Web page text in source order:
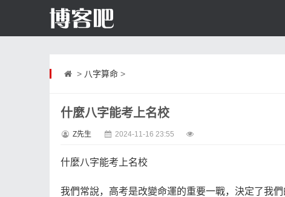
> 八字算命>
什麼八字能考上名校
Z先生 2024-11-16 23:55
什麼八字能考上名校
我們常說，高考是改變命運的重要一戰，決定了我